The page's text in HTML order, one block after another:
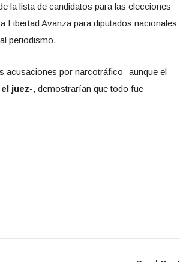
la lista de candidatos para las elecciones
Libertad Avanza para diputados nacionales
periodismo.
acusaciones por narcotráfico -aunque el
juez-, demostrarían que todo fue